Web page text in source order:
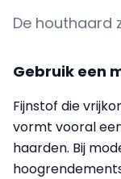
De houthaard
Gebruik een
Fijnstof die
vormt vooral
haarden. Bij